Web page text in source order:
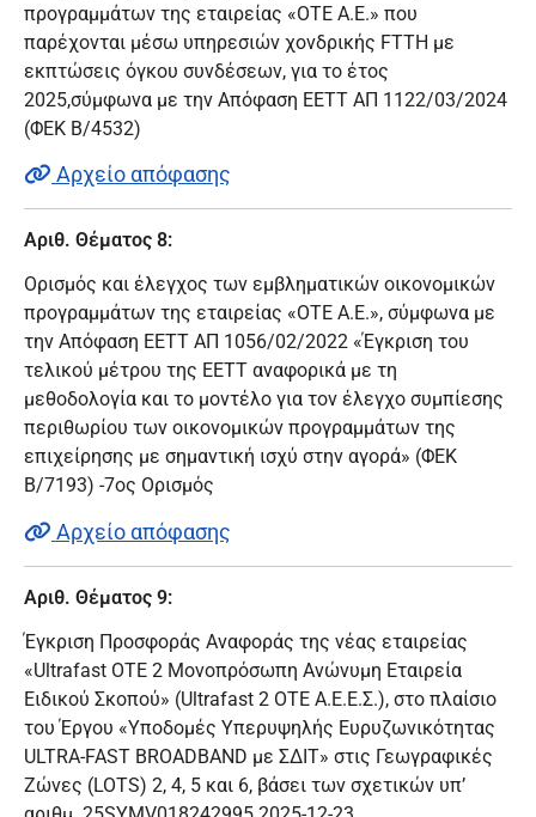
προγραμμάτων της εταιρείας «ΟΤΕ Α.Ε.» που
παρέχονται μέσω υπηρεσιών χονδρικής FTTH με
εκπτώσεις όγκου συνδέσεων, για το έτος
2025,σύμφωνα με την Απόφαση ΕΕΤΤ ΑΠ 1122/03/2024
(ΦΕΚ Β/4532)
Αρχείο απόφασης
Αριθ. Θέματος 8:
Ορισμός και έλεγχος των εμβληματικών οικονομικών
προγραμμάτων της εταιρείας «ΟΤΕ Α.Ε.», σύμφωνα με
την Απόφαση ΕΕΤΤ ΑΠ 1056/02/2022 «Έγκριση του
τελικού μέτρου της ΕΕΤΤ αναφορικά με τη
μεθοδολογία και το μοντέλο για τον έλεγχο συμπίεσης
περιθωρίου των οικονομικών προγραμμάτων της
επιχείρησης με σημαντική ισχύ στην αγορά» (ΦΕΚ
Β/7193) -7ος Ορισμός
Αρχείο απόφασης
Αριθ. Θέματος 9:
Έγκριση Προσφοράς Αναφοράς της νέας εταιρείας
«Ultrafast ΟΤΕ 2 Μονοπρόσωπη Ανώνυμη Εταιρεία
Ειδικού Σκοπού» (Ultrafast 2 OTE Α.Ε.Ε.Σ.), στο πλαίσιο
του Έργου «Υποδομές Υπερυψηλής Ευρυζωνικότητας
ULTRA-FAST BROADBAND με ΣΔΙΤ» στις Γεωγραφικές
Ζώνες (LOTS) 2, 4, 5 και 6, βάσει των σχετικών υπ’